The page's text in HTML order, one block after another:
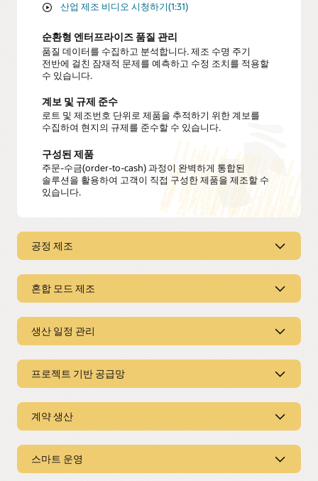
산업 제조 비디오 시청하기(1:31)
순환형 엔터프라이즈 품질 관리
품질 데이터를 수집하고 분석합니다. 제조 수명 주기
전반에 걸친 잠재적 문제를 예측하고 수정 조치를 적용할
수 있습니다.
계보 및 규제 준수
로트 및 제조번호 단위로 제품을 추적하기 위한 계보를
수집하여 현지의 규제를 준수할 수 있습니다.
구성된 제품
주문-수금(order-to-cash) 과정이 완벽하게 통합된
솔루션을 활용하여 고객이 직접 구성한 제품을 제조할 수
있습니다.
공정 제조
공정 제조
레시피 관리
생산 프로세스를 최적화할 수 있습니다. 병산물 및
부산물을 포함한 배치를 제조하기 위한 레시피를
시각적으로 정의해 보세요.
배치 실행
제공하는 업계 최고의 기능들을 통해 병산물 및 부산물을
활용하는 배치를 제조할 수 있습니다.
원가 관리
공장별 배치 제조 원가 및 차이를 효과적으로
모니터링하고, 차이가 발생하는 근본 원인을 파악할 수
혼합 모드 제조
혼합 모드 제조
생산 실행 유연성
재고 생산(MTS), 주문 제작(MTO), 주문옵션 생산(CTO),
수주 후 설계(ETO), 프로젝트 생산(ETP) 등의 다양한 제조
방식을 지원합니다.
작업 방법별 차별화
각 생산 단계별로 가장 적합한 방법을 적용합니다.
생산 일정 관리
생산 일정 관리
실행 가능한 고품질 일정 작성
실시간 리소스 가용성 및 작업 지시서 기능을 사용하여
최신 자재, 용량, 일정상의 제약 조건이 반영된, 실행
가능한 일정을 생성합니다. 공장 처리량을 늘리고, WIP
재고, 폐기물, 신속 처리 작업을 줄일 수 있습니다.
프로젝트 기반 공급망
프로젝트 기반 공급망
다중 프로젝트 지원
공급망 운영 세분화를 통해 공장의 공통 리소스 세트를
활용하여 다양한 프로젝트를 지원합니다.
계약 생산
계약 생산
스마트 운영